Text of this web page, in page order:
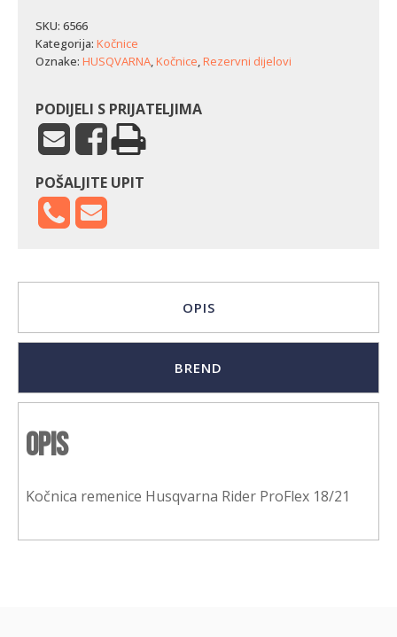
SKU: 6566
Kategorija: Kočnice
Oznake: HUSQVARNA,Kočnice,Rezervni dijelovi
PODIJELI S PRIJATELJIMA
POŠALJITE UPIT
OPIS
BREND
Opis
Kočnica remenice Husqvarna Rider ProFlex 18/21